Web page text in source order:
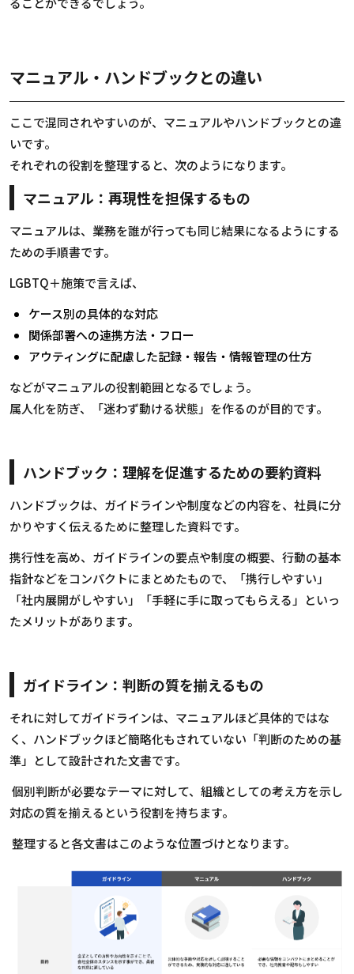
マニュアル・ハンドブックとの違い
ここで混同されやすいのが、マニュアルやハンドブックとの違
いです。
それぞれの役割を整理すると、次のようになります。
マニュアル：再現性を担保するもの
マニュアルは、業務を誰が行っても同じ結果になるようにする
ための手順書です。
LGBTQ＋施策で言えば、
ケース別の具体的な対応
関係部署への連携方法・フロー
アウティングに配慮した記録・報告・情報管理の仕方
などがマニュアルの役割範囲となるでしょう。
属人化を防ぎ、「迷わず動ける状態」を作るのが目的です。
ハンドブック：理解を促進するための要約資料
ハンドブックは、ガイドラインや制度などの内容を、社員に分
かりやすく伝えるために整理した資料です。
携行性を高め、ガイドラインの要点や制度の概要、行動の基本
指針などをコンパクトにまとめたもので、「携行しやすい」
「社内展開がしやすい」「手軽に手に取ってもらえる」といっ
たメリットがあります。
ガイドライン：判断の質を揃えるもの
それに対してガイドラインは、マニュアルほど具体的ではな
く、ハンドブックほど簡略化もされていない「判断のための基
準」として設計された文書です。
個別判断が必要なテーマに対して、組織としての考え方を示し
対応の質を揃えるという役割を持ちます。
整理すると各文書はこのような位置づけとなります。